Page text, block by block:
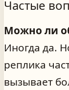
Частые
Можно ли
Иногда да.
реплика
вызывает